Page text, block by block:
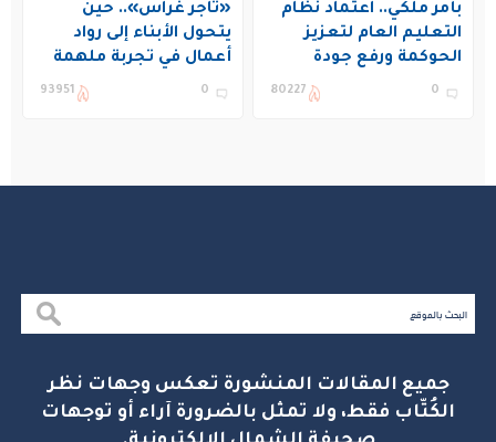
بأمر ملكي.. اعتماد نظام
التعليم العام لتعزيز
الحوكمة ورفع جودة
التعليم في المملكة
0
80227
«تاجر غراس».. حين
يتحول الأبناء إلى رواد
أعمال في تجربة ملهمة
بنادي غراس الصيفي
0
93951
جميع المقالات المنشورة تعكس وجهات نظر
الكُتّاب فقط، ولا تمثل بالضرورة آراء أو توجهات